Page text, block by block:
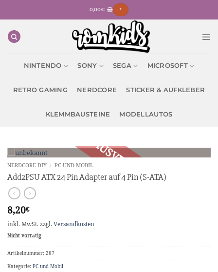
0,00€ +
NINTENDO SONY SEGA MICROSOFT
RETRO GAMING NERDCORE STICKER & AUFKLEBER
KLEMMBAUSTEINE MODELLAUTOS
NERDCORE DIY / PC UND MOBIL
Add2PSU ATX 24 Pin Adapter auf 4 Pin (S-ATA)
8,20€
inkl. MwSt. zzgl. Versandkosten
Nicht vorrätig
Artikelnummer: 287
Kategorie: PC und Mobil